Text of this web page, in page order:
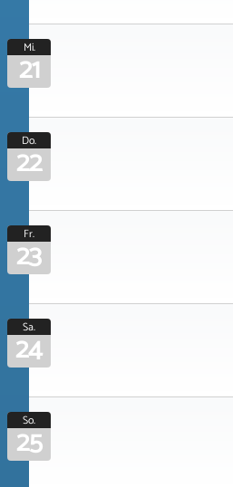
Mi.
21
Do.
22
Fr.
23
Sa.
24
So.
25